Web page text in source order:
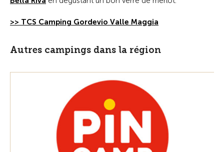
>> TCS Camping Gordevio Valle Maggia
Autres campings dans la région